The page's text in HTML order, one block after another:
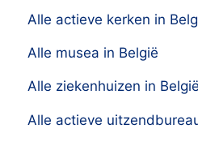
Alle actieve kerken in
Alle musea in België
Alle ziekenhuizen in België
Alle actieve